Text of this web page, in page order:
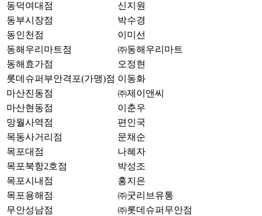
동덕여대점
신지원
동부시장점
박수경
동인천점
이미선
동해우리마트점
㈜동해우리마트
동해효가점
오정현
롯데슈퍼부안격포(가맹)점 이동화
마산진동점
㈜제이앤씨
마산현동점
이춘우
망월사역점
편인국
목동사거리점
문채순
목포대점
나혜자
목포북항2호점
박성조
목포시내점
홍지은
목포용해점
㈜굿리브유통
무안성남점
㈜롯데슈퍼무안점